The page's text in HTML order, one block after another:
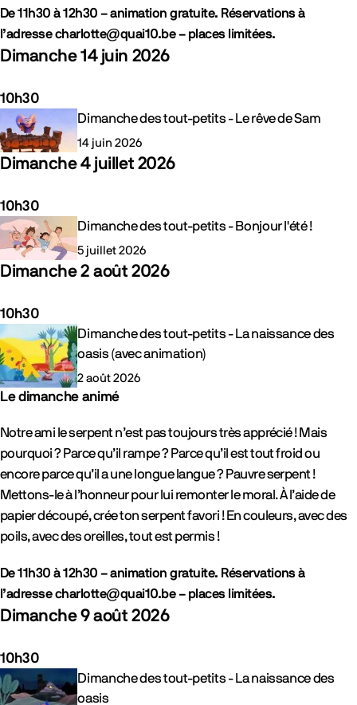
De 11h30 à 12h30 – animation gratuite. Réservations à
l’adresse charlotte@quai10.be – places limitées.
Dimanche 14 juin 2026
10h30
Evénements Dimanche des tout-petits - Le rêve de Sam
14 juin 2026
Dimanche 4 juillet 2026
10h30
Evénements Dimanche des tout-petits - Bonjour l'été !
5 juillet 2026
Dimanche 2 août 2026
10h30
Evénements Dimanche des tout-petits - La naissance des
oasis (avec animation)
2 août 2026
Le dimanche animé
Notre ami le serpent n’est pas toujours très apprécié ! Mais
pourquoi ? Parce qu’il rampe ? Parce qu’il est tout froid ou
encore parce qu’il a une longue langue ? Pauvre serpent !
Mettons-le à l’honneur pour lui remonter le moral. À l’aide de
papier découpé, crée ton serpent favori ! En couleurs, avec des
poils, avec des oreilles, tout est permis !
De 11h30 à 12h30 – animation gratuite. Réservations à
l’adresse charlotte@quai10.be – places limitées.
Dimanche 9 août 2026
10h30
Evénements
Dimanche des tout-petits - La naissance des
oasis